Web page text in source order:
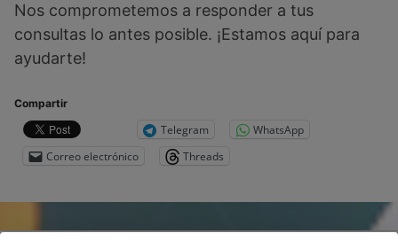
Nos comprometemos a responder a tus
consultas lo antes posible. ¡Estamos aquí para
ayudarte!
Compartir
Telegram
WhatsApp
Correo electrónico
Threads